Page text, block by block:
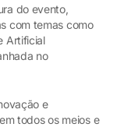
do evento,
com temas como
Artificial
no
e
todos os meios e